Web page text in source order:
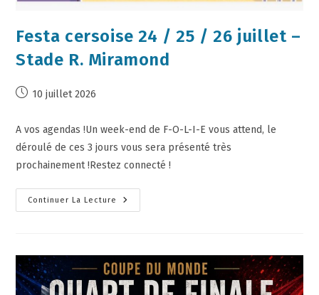
Festa cersoise 24 / 25 / 26 juillet –
Stade R. Miramond
10 juillet 2026
A vos agendas !Un week-end de F-O-L-I-E vous attend, le
déroulé de ces 3 jours vous sera présenté très
prochainement !Restez connecté !
Continuer La Lecture